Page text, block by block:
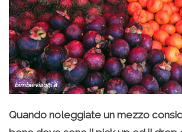
Quando noleggiate un mezzo